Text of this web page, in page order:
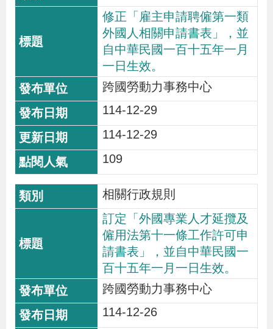
修正「雇主申請聘僱第一類
外國人相關申請書表」，並
自中華民國一百十五年一月
一日生效。
跨國勞動力事務中心
114-12-29
114-12-29
109
相關行政規則
訂定「外國專業人才延攬及
僱用法第十一條工作許可申
請書表」，並自中華民國一
百十五年一月一日生效。
跨國勞動力事務中心
114-12-26